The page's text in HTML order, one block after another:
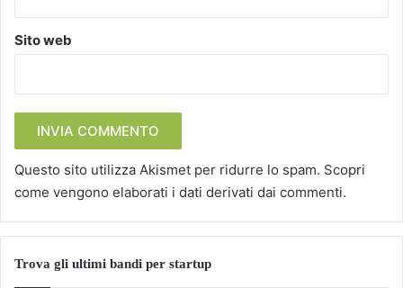
Sito web
Questo sito utilizza Akismet per ridurre lo spam. Scopri
come vengono elaborati i dati derivati dai commenti.
Trova gli ultimi bandi per startup